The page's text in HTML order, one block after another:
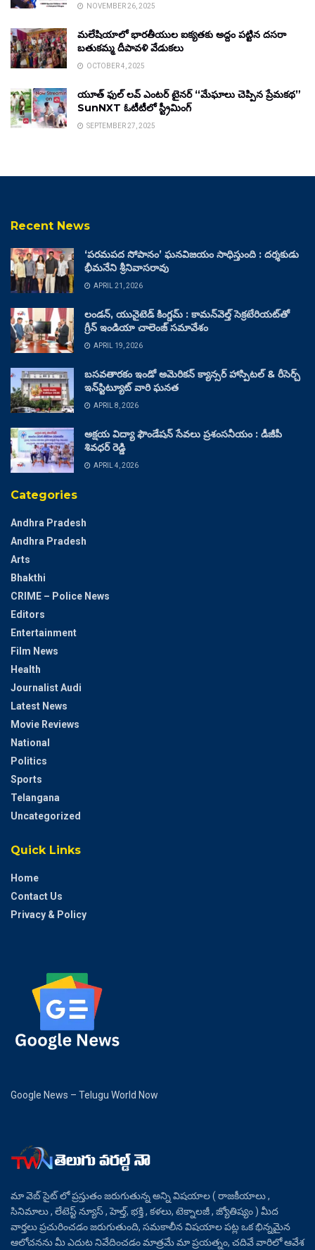
NOVEMBER 26, 2025
మలేషియాలో భారతీయుల ఐక్యతకు అద్దం పట్టిన దసరా
బతుకమ్మ దీపావళి వేడుకలు
OCTOBER 4, 2025
యూత్ ఫుల్ లవ్ ఎంటర్ టైనర్ “మేఘాలు చెప్పిన ప్రేమకథ”
SunNXT ఓటీటీలో స్ట్రీమింగ్
SEPTEMBER 27, 2025
Recent News
‘పరమపద సోపానం’ ఘనవిజయం సాధిస్తుంది : దర్శకుడు
భీమనేని శ్రీనివాసరావు
APRIL 21, 2026
లండన్, యునైటెడ్ కింగ్డమ్ : కామన్‌వెల్త్ సెక్రటేరియట్‌తో
గ్రీన్ ఇండియా చాలెంజ్ సమావేశం
APRIL 19, 2026
బసవతారకం ఇండో అమెరికన్ క్యాన్సర్ హాస్పిటల్ & రీసెర్చ్
ఇన్‌స్టిట్యూట్ వారి ఘనత
APRIL 8, 2026
అక్షయ విద్యా ఫౌండేషన్ సేవలు ప్రశంసనీయం : డీజీపీ
శివధర్ రెడ్డి
APRIL 4, 2026
Categories
Andhra Pradesh
Andhra Pradesh
Arts
Bhakthi
CRIME – Police News
Editors
Entertainment
Film News
Health
Journalist Audi
Latest News
Movie Reviews
National
Politics
Sports
Telangana
Uncategorized
Quick Links
Home
Contact Us
Privacy & Policy
Google News – Telugu World Now
మా వెబ్ సైట్ లో ప్రస్తుతం జరుగుతున్న అన్ని విషయాల ( రాజకీయాలు ,
సినిమాలు , లేటెస్ట్ న్యూస్ , హెల్త్, భక్తి , కళలు, టెక్నాలజీ , జ్యోతిష్యం ) మీద
వార్తలు ప్రచురించడం జరుగుతుంది, సమకాలీన విషయాల పట్ల ఒక భిన్నమైన
ఆలోచనను మీ ఎదుట నివేదించడం మాత్రమే మా ప్రయత్నం, చదివే వారిలో ఆవేశ